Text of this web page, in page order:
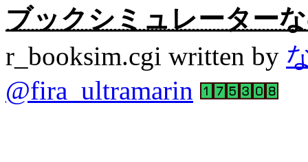
ブックシミュレーター
r_booksim.cgi written by
@fira_ultramarin